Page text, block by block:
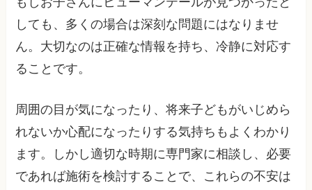
しても、多くの場合は深刻な問題にはなりませ
ん。大切なのは正確な情報を持ち、冷静に対応す
ることです。
周囲の目が気になったり、将来子どもがいじめら
れないか心配になったりする気持ちもよくわかり
ます。しかし適切な時期に専門家に相談し、必要
であれば施術を検討することで、これらの不安は